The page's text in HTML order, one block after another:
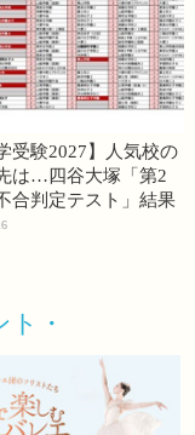
受験2027】人気校の
は…四谷大塚「第2
合判定テスト」結果
・